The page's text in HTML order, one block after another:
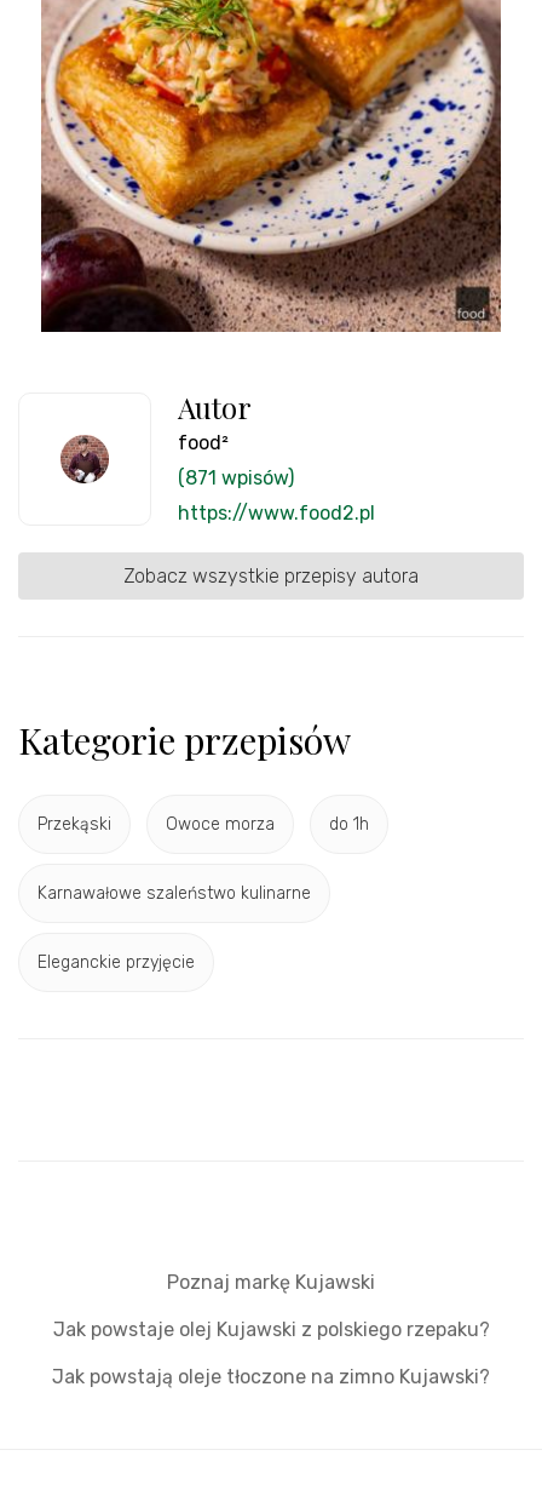
Autor
food²
(871 wpisów)
https://www.food2.pl
Zobacz wszystkie przepisy autora
Kategorie przepisów
Przekąski Owoce morza do 1h
Karnawałowe szaleństwo kulinarne
Eleganckie przyjęcie
Poznaj markę Kujawski
Jak powstaje olej Kujawski z polskiego rzepaku?
Jak powstają oleje tłoczone na zimno Kujawski?